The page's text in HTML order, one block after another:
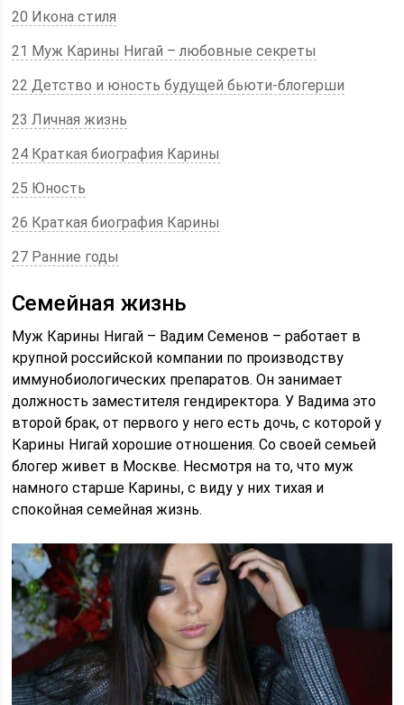
20 Икона стиля
21 Муж Карины Нигай – любовные секреты
22 Детство и юность будущей бьюти-блогерши
23 Личная жизнь
24 Краткая биография Карины
25 Юность
26 Краткая биография Карины
27 Ранние годы
Семейная жизнь
Муж Карины Нигай – Вадим Семенов – работает в
крупной российской компании по производству
иммунобиологических препаратов. Он занимает
должность заместителя гендиректора. У Вадима это
второй брак, от первого у него есть дочь, с которой у
Карины Нигай хорошие отношения. Со своей семьей
блогер живет в Москве. Несмотря на то, что муж
намного старше Карины, с виду у них тихая и
спокойная семейная жизнь.